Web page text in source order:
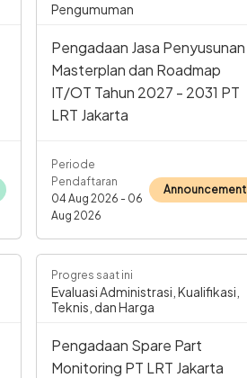
Pengumuman
Pengadaan Jasa Penyusunan
Masterplan dan Roadmap
IT/OT Tahun 2027 - 2031 PT
LRT Jakarta
Periode
Pendaftaran
04 Aug 2026 - 06
Aug 2026
Announcement
Progres saat ini
Evaluasi Administrasi, Kualifikasi,
Teknis, dan Harga
Pengadaan Spare Part
Monitoring PT LRT Jakarta